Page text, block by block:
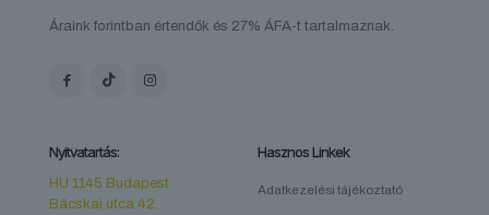
Áraink forintban értendők és 27% ÁFA-t tartalmaznak.
Nyitvatartás:
HU 1145 Budapest
Bácskai utca 42.
Hasznos Linkek
Adatkezelési tájékoztató